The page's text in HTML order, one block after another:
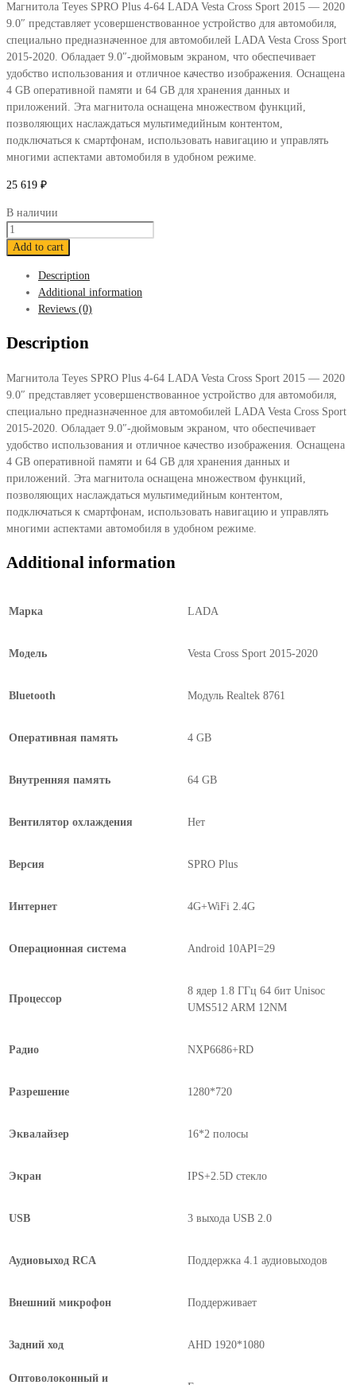
Магнитола Teyes SPRO Plus 4-64 LADA Vesta Cross Sport 2015 — 2020
9.0″ представляет усовершенствованное устройство для автомобиля,
специально предназначенное для автомобилей LADA Vesta Cross Sport
2015-2020. Обладает 9.0″-дюймовым экраном, что обеспечивает
удобство использования и отличное качество изображения. Оснащена
4 GB оперативной памяти и 64 GB для хранения данных и
приложений. Эта магнитола оснащена множеством функций,
позволяющих наслаждаться мультимедийным контентом,
подключаться к смартфонам, использовать навигацию и управлять
многими аспектами автомобиля в удобном режиме.
25 619 ₽
В наличии
Магнитола
Teyes
Vesta
Sport
2015
—
2020
9.0"
quantity
Add to cart
Description
Additional information
Reviews (0)
Description
Магнитола Teyes SPRO Plus 4-64 LADA Vesta Cross Sport 2015 — 2020
9.0″ представляет усовершенствованное устройство для автомобиля,
специально предназначенное для автомобилей LADA Vesta Cross Sport
2015-2020. Обладает 9.0″-дюймовым экраном, что обеспечивает
удобство использования и отличное качество изображения. Оснащена
4 GB оперативной памяти и 64 GB для хранения данных и
приложений. Эта магнитола оснащена множеством функций,
позволяющих наслаждаться мультимедийным контентом,
подключаться к смартфонам, использовать навигацию и управлять
многими аспектами автомобиля в удобном режиме.
Additional information
Марка LADA
Модель Vesta Cross Sport 2015-2020
Bluetooth Модуль Realtek 8761
Оперативная память 4 GB
Внутренняя память 64 GB
Вентилятор охлаждения Нет
Версия SPRO Plus
Интернет 4G+WiFi 2.4G
Операционная система Android 10API=29
Процессор
8 ядер 1.8 ГГц 64 бит Unisoc
UMS512 ARM 12NM
Радио NXP6686+RD
Разрешение 1280*720
Эквалайзер 16*2 полосы
Экран IPS+2.5D стекло
USB 3 выхода USB 2.0
Аудиовыход RCA Поддержка 4.1 аудиовыходов
Внешний микрофон Поддерживает
Задний ход AHD 1920*1080
Оптоволоконный и